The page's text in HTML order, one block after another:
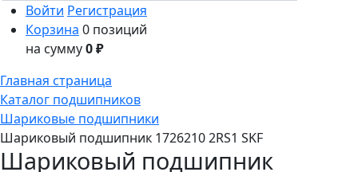
Войти Регистрация
Корзина 0 позиций
на сумму0 ₽
Главная страница
Каталог подшипников
Шариковые подшипники
Шариковый подшипник 1726210 2RS1 SKF
Шариковый подшипник